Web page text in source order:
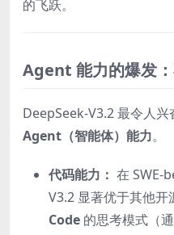
的飞跃。
Agent 能力的爆发
DeepSeek-V3.2 最令人
Agent（智能体）能力。
代码能力： 在 SWE-
V3.2 显著优于其他开
Code 的思考模式（